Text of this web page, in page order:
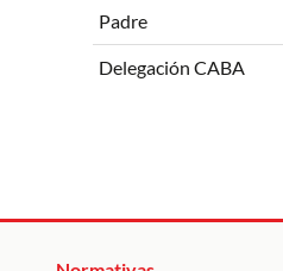
Padre
Delegación CABA